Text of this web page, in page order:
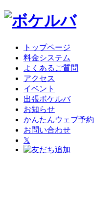
トップページ
料金システム
よくあるご質問
アクセス
イベント
出張ボケルバ
お知らせ
かんたんウェブ予約
お問い合わせ
𝕏